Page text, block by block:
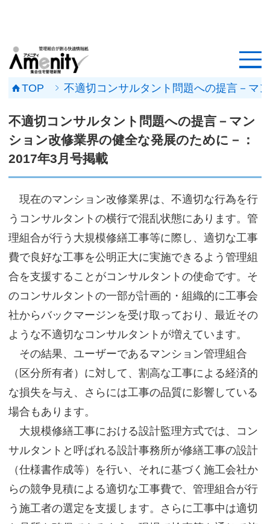
工事事例
メンテナンス会社
マンションメンテの無料相談
媒体資料
会社概要
サイトマップ
TOP 不適切コンサルタント問題への提言－マ
不適切コンサルタント問題への提言－マン
ション改修業界の健全な発展のために－：
2017年3月号掲載
現在のマンション改修業界は、不適切な行為を行
うコンサルタントの横行で混乱状態にあります。管
理組合が行う大規模修繕工事等に際し、適切な工事
費で良好な工事を公明正大に実施できるよう管理組
合を支援することがコンサルタントの使命です。そ
のコンサルタントの一部が計画的・組織的に工事会
社からバックマージンを受け取っており、最近その
ような不適切なコンサルタントが増えています。
その結果、ユーザーであるマンション管理組合
（区分所有者）に対して、割高な工事による経済的
な損失を与え、さらには工事の品質に影響している
場合もあります。
大規模修繕工事における設計監理方式では、コン
サルタントと呼ばれる設計事務所が修繕工事の設計
（仕様書作成等）を行い、それに基づく施工会社か
らの競争見積による適切な工事費で、管理組合が行
う施工者の選定を支援します。さらに工事中は適切